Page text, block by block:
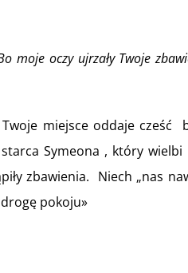
moje oczy ujrzały Twoje
miejsce oddaje cześć
Symeona , który
zbawienia. Niech „nas
pokoju»